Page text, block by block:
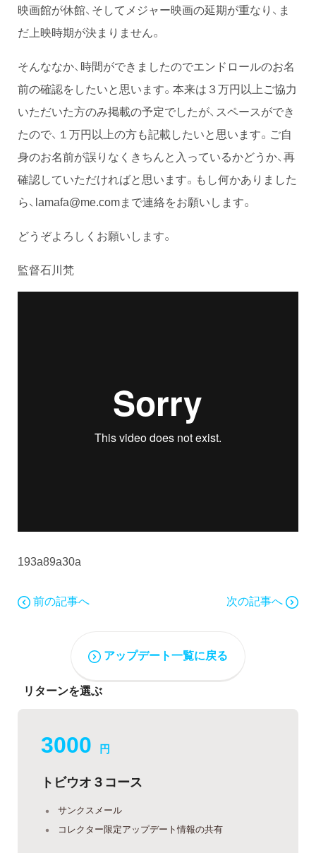
映画館が休館、そしてメジャー映画の延期が重なり、ま
だ上映時期が決まりません。
そんななか、時間ができましたのでエンドロールのお名
前の確認をしたいと思います。本来は３万円以上ご協力
いただいた方のみ掲載の予定でしたが、スペースができ
たので、１万円以上の方も記載したいと思います。ご自
身のお名前が誤りなくきちんと入っているかどうか、再
確認していただければと思います。もし何かありました
ら、lamafa@me.comまで連絡をお願いします。
どうぞよろしくお願いします。
監督石川梵
193a89a30a
前の記事へ 次の記事へ
アップデート一覧に戻る
リターンを選ぶ
3000 円
トビウオ３コース
サンクスメール
コレクター限定アップデート情報の共有